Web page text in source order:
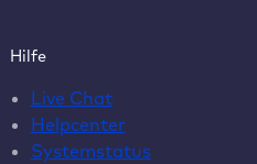
Hilfe
Live Chat
Helpcenter
Systemstatus